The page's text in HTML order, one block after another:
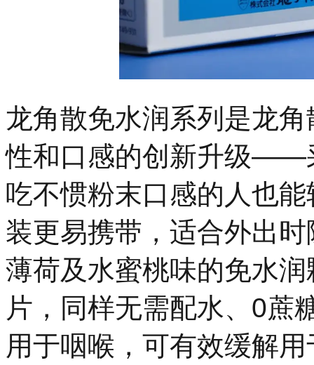
龙角散免水润系列是龙
性和口感的创新升级——
吃不惯粉末口感的人也
装更易携带，适合外出
薄荷及水蜜桃味的免水
片，同样无需配水、0蔗
用于咽喉，可有效缓解